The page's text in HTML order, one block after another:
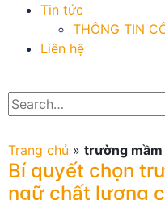
Tin tức
THÔNG TIN
Liên hệ
Trang chủ » trường mầm
Bí quyết chọn
ngữ chất lượng